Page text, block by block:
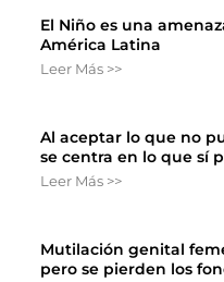
El Niño es una
América Latina
Leer Más >>
Al aceptar lo que no
se centra en lo que sí
Leer Más >>
Mutilación genital
pero se pierden los